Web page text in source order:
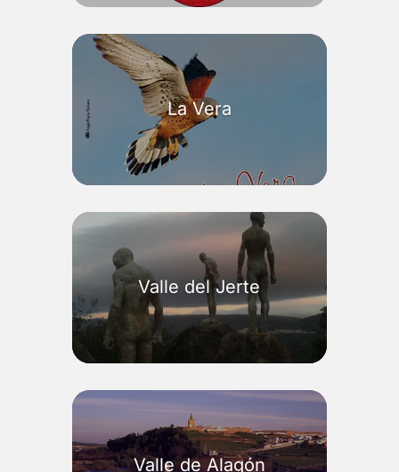
La Vera
Valle del Jerte
Valle de Alagón